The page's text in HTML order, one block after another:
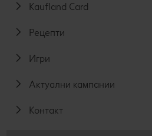
Kaufland Card
Рецепти
Игри
Актуални кампании
Контакт